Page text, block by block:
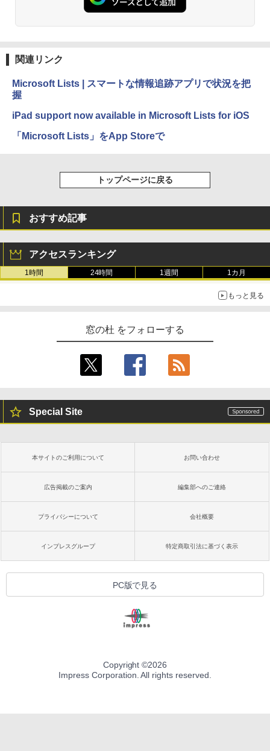
Kindle Paperwhite シグニチャーエディ
ション (32GB) 7インチディスプレイ、明
るさ自動調整、色調調節ライト、12週間
ージ、防水、7インチカラーディスプレ
テリー、広告無し、ブラック (2025年発
売)
整、色調調節ライト、プレミアムペン付
き、グラファイト
￥115,980
関連リンク
Microsoft Lists | スマートな情報追跡アプリで状況を把
握
iPad support now available in Microsoft Lists for iOS
「Microsoft Lists」をApp Storeで
トップページに戻る
おすすめ記事
アクセスランキング
1時間 24時間 1週間 1カ月
もっと見る
窓の杜 をフォローする
Special Site
本サイトのご利用について お問い合わせ
広告掲載のご案内 編集部へのご連絡
プライバシーについて 会社概要
インプレスグループ 特定商取引法に基づく表示
PC版で見る
Copyright ©2026
Impress Corporation. All rights reserved.